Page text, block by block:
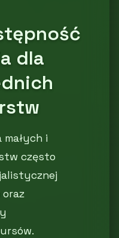
dla
małych i
często